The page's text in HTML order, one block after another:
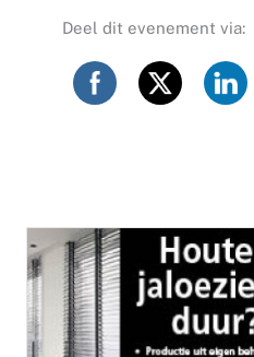
Deel dit evenement via: